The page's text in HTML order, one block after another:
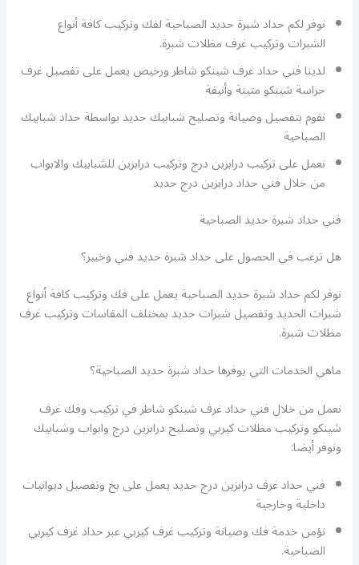
نوفر لكم حداد شبرة حديد الصباحية لفك وتركيب كافة أنواع
الشبرات وتركيب غرف مظلات شبرة.
لدينا فني حداد غرف شينكو شاطر ورخيص يعمل على تفصيل غرف
حراسة شينكو متينة وأنيقة
نقوم بتفصيل وصيانة وتصليح شبابيك حديد بواسطة حداد شبابيك
الصباحية
نعمل على تركيب درابزين درج وتركيب درابزين للشبابيك والابواب
من خلال فني حداد درابزين درج حديد
فني حداد شبرة حديد الصباحية
هل ترغب في الحصول على حداد شبرة حديد فني وخبير؟
نوفر لكم حداد شبرة حديد الصباحية يعمل على فك وتركيب كافة أنواع
شبرات الحديد وتفصيل شبرات حديد بمختلف المقاسات وتركيب غرف
مظلات شبرة.
ماهي الخدمات التي يوفرها حداد شبرة حديد الصباحية؟
نعمل من خلال فني حداد غرف شينكو شاطر في تركيب وفك غرف
شينكو وتركيب مظلات كيربي وتصليح درابزين درج وابواب وشبابيك
ونوفر أيضا:
فني حداد غرف درابزين درج حديد يعمل على بخ وتفصيل ديوانيات
داخلية وخارجية
نؤمن خدمة فك وصيانة وتركيب غرف كيربي عبر حداد غرف كيربي
الصباحية.